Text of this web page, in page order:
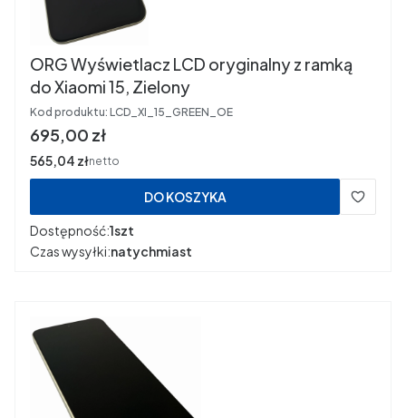
ORG Wyświetlacz LCD oryginalny z ramką
do Xiaomi 15, Zielony
Kod produktu: LCD_XI_15_GREEN_OE
Cena
695,00 zł
Cena
565,04 złnetto
DO KOSZYKA
Dostępność:1szt
Czas wysyłki:natychmiast